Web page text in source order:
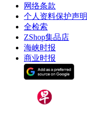
网络条款
个人资料保护声明
全检索
ZShop集品店
海峡时报
商业时报